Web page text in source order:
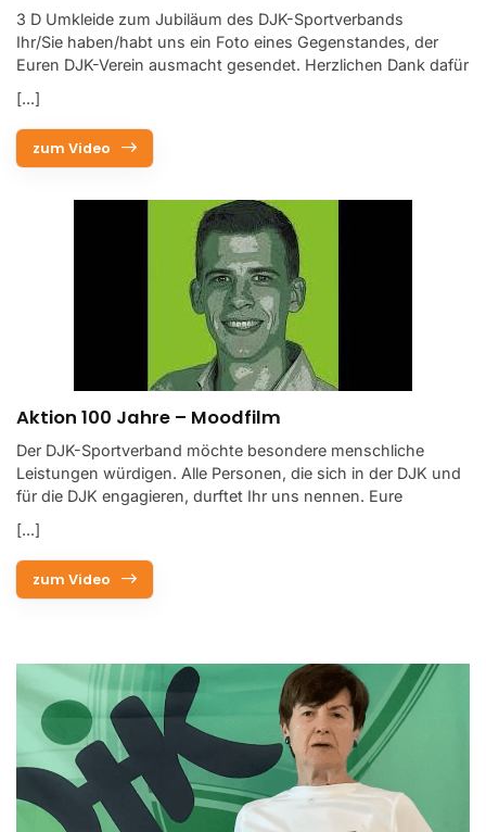
3 D Umkleide zum Jubiläum des DJK-Sportverbands
Ihr/Sie haben/habt uns ein Foto eines Gegenstandes, der
Euren DJK-Verein ausmacht gesendet. Herzlichen Dank dafür
[...]
zum Video
Aktion 100 Jahre – Moodfilm
Der DJK-Sportverband möchte besondere menschliche
Leistungen würdigen. Alle Personen, die sich in der DJK und
für die DJK engagieren, durftet Ihr uns nennen. Eure
[...]
zum Video